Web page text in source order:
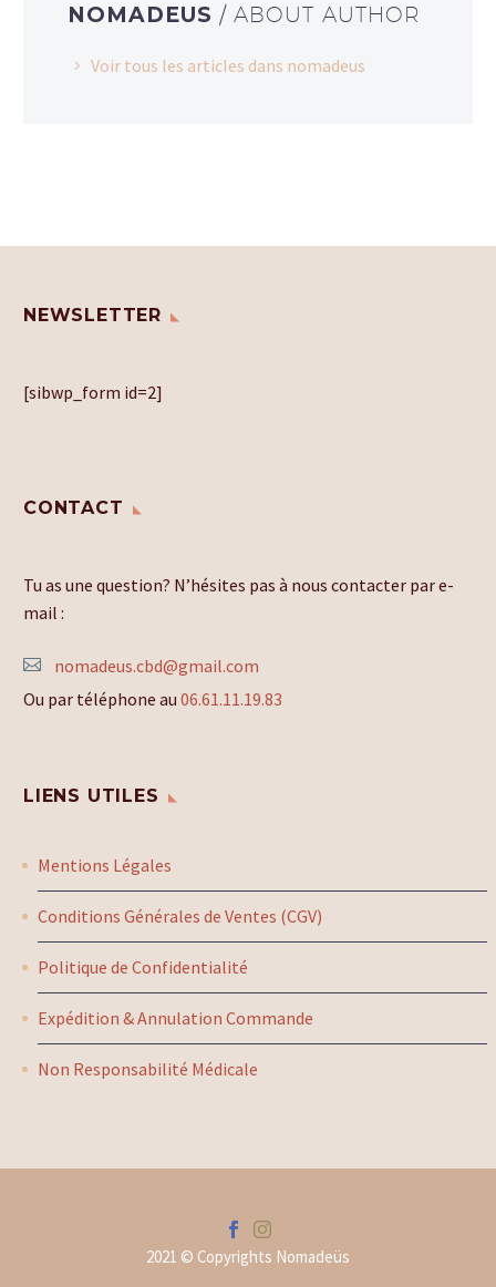
NOMADEUS / ABOUT AUTHOR
Voir tous les articles dans nomadeus
NEWSLETTER
[sibwp_form id=2]
CONTACT
Tu as une question? N’hésites pas à nous contacter par e-
mail :
nomadeus.cbd@gmail.com
Ou par téléphone au 06.61.11.19.83
LIENS UTILES
Mentions Légales
Conditions Générales de Ventes (CGV)
Politique de Confidentialité
Expédition & Annulation Commande
Non Responsabilité Médicale
2021 © Copyrights Nomadeüs